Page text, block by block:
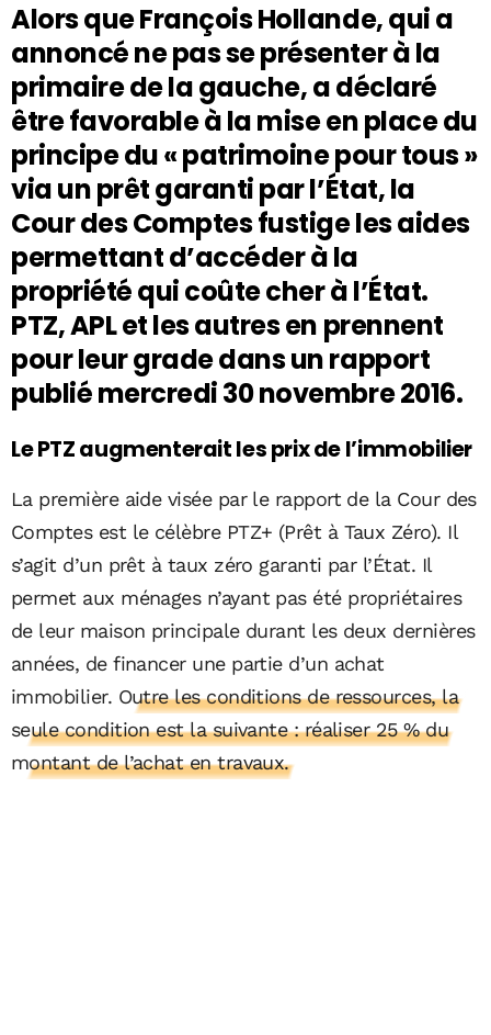
Alors que François Hollande, qui a
annoncé ne pas se présenter à la
primaire de la gauche, a déclaré
être favorable à la mise en place du
principe du « patrimoine pour tous »
via un prêt garanti par l’État, la
Cour des Comptes fustige les aides
permettant d’accéder à la
propriété qui coûte cher à l’État.
PTZ, APL et les autres en prennent
pour leur grade dans un rapport
publié mercredi 30 novembre 2016.
Le PTZ augmenterait les prix de l’immobilier
La première aide visée par le rapport de la Cour des
Comptes est le célèbre PTZ+ (Prêt à Taux Zéro). Il
s’agit d’un prêt à taux zéro garanti par l’État. Il
permet aux ménages n’ayant pas été propriétaires
de leur maison principale durant les deux dernières
années, de financer une partie d’un achat
immobilier. Outre les conditions de ressources, la
seule condition est la suivante : réaliser 25 % du
montant de l’achat en travaux.